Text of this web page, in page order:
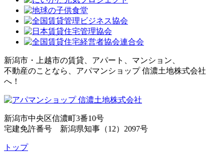
新潟市・上越市の賃貸、アパート、マンション、
不動産のことなら、アパマンショップ 信濃土地株式会社
へ！
新潟市中央区信濃町3番10号
宅建免許番号 新潟県知事（12）2097号
トップ